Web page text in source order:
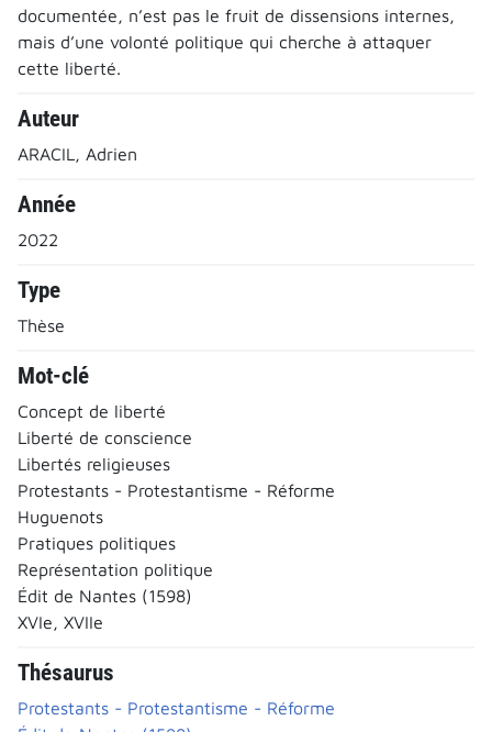
documentée, n’est pas le fruit de dissensions internes,
mais d’une volonté politique qui cherche à attaquer
cette liberté.
Auteur
ARACIL, Adrien
Année
2022
Type
Thèse
Mot-clé
Concept de liberté
Liberté de conscience
Libertés religieuses
Protestants - Protestantisme - Réforme
Huguenots
Pratiques politiques
Représentation politique
Édit de Nantes (1598)
XVIe, XVIIe
Thésaurus
Protestants - Protestantisme - Réforme